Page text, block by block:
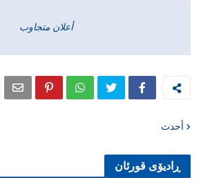
أعلان متجاوب
أحدث
ڕادیۆی قورئان